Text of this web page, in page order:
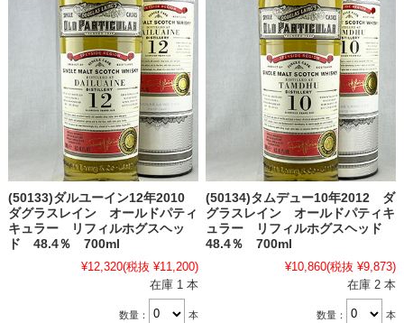
(50133)ダルユーイン12年2010
ダグラスレイン オールドパティ
キュラー リフィルホグスヘッ
ド 48.4％ 700ml
¥12,320(税抜 ¥11,200)
在庫 1 本
数量： 本
(50134)タムデュー10年2012 ダ
グラスレイン オールドパティキ
ュラー リフィルホグスヘッド
48.4％ 700ml
¥10,860(税抜 ¥9,873)
在庫 2 本
数量： 本